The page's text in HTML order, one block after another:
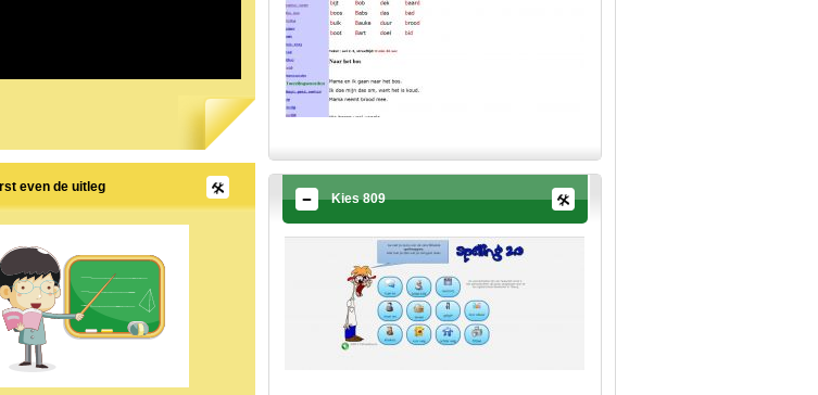
even de uitleg
Kies 809